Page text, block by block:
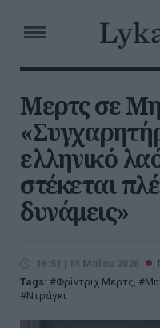
Μερτς σε
ελληνικό
στέκεται
δυνάμεις»
16:51 | 14 Μαΐου 2026
Tags:
Φρίντριχ Μερτς,
Ντράγκι